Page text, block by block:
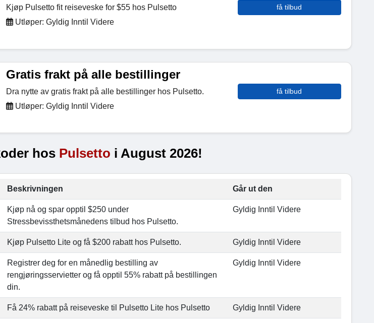
Kjøp Pulsetto fit reiseveske for $55 hos Pulsetto
Utløper: Gyldig Inntil Videre
få tilbud
Gratis frakt på alle bestillinger
Dra nytte av gratis frakt på alle bestillinger hos Pulsetto.
Utløper: Gyldig Inntil Videre
få tilbud
hos Pulsetto i August 2026!
Beskrivningen Går ut den
Kjøp nå og spar opptil $250 under
Stressbevissthetsmånedens tilbud hos Pulsetto.
Gyldig Inntil Videre
Kjøp Pulsetto Lite og få $200 rabatt hos Pulsetto. Gyldig Inntil Videre
Registrer deg for en månedlig bestilling av
rengjøringsservietter og få opptil 55% rabatt på bestillingen
din.
Gyldig Inntil Videre
Få 24% rabatt på reiseveske til Pulsetto Lite hos Pulsetto Gyldig Inntil Videre